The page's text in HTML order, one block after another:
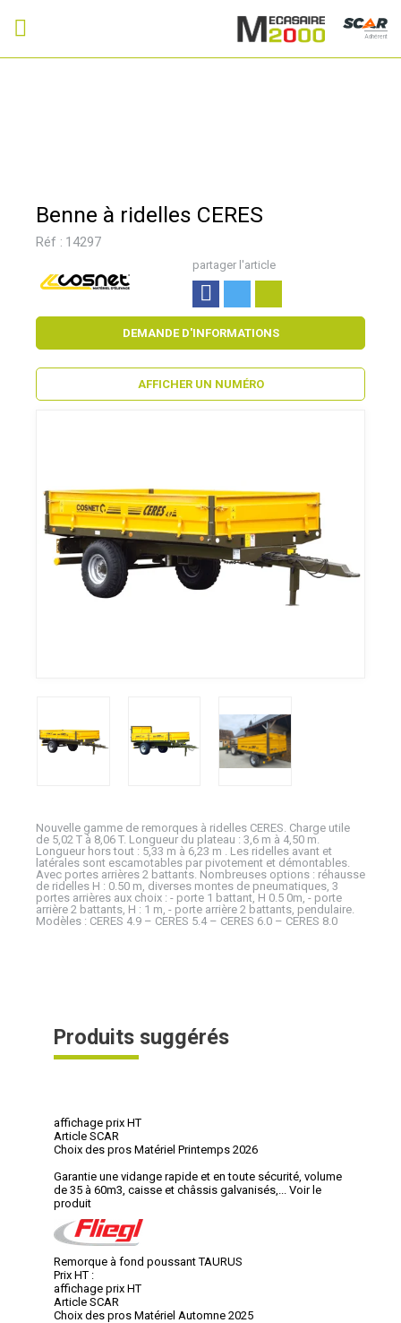
Adhérent
Benne à ridelles CERES
Réf : 14297
partager l'article
Nouvelle gamme de remorques à ridelles CERES. Charge utile
de 5,02 T à 8,06 T. Longueur du plateau : 3,6 m à 4,50 m.
Longueur hors tout : 5,33 m à 6,23 m . Les ridelles avant et
latérales sont escamotables par pivotement et démontables.
Avec portes arrières 2 battants. Nombreuses options : réhausse
de ridelles H : 0.50 m, diverses montes de pneumatiques, 3
portes arrières aux choix : - porte 1 battant, H 0.5 0m, - porte
arrière 2 battants, H : 1 m, - porte arrière 2 battants, pendulaire.
Modèles : CERES 4.9 – CERES 5.4 – CERES 6.0 – CERES 8.0
DEMANDE D'INFORMATIONS
AFFICHER UN NUMÉRO
Produits suggérés
affichage prix HT
Article SCAR
Choix des pros Matériel Printemps 2026
Garantie une vidange rapide et en toute sécurité, volume
de 35 à 60m3, caisse et châssis galvanisés,...
Voir le
produit
Remorque à fond poussant TAURUS
Prix HT :
affichage prix HT
Article SCAR
Choix des pros Matériel Automne 2025